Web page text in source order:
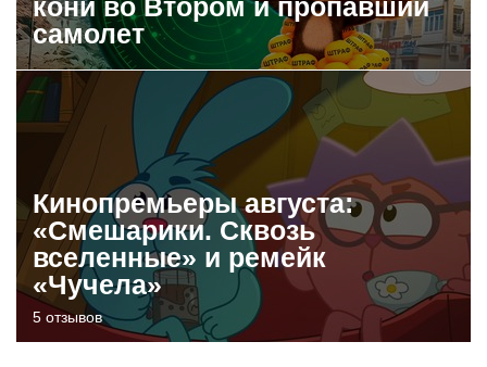
самолет
Кинопремьеры августа:
«Смешарики. Сквозь
вселенные» и ремейк
«Чучела»
5 отзывов